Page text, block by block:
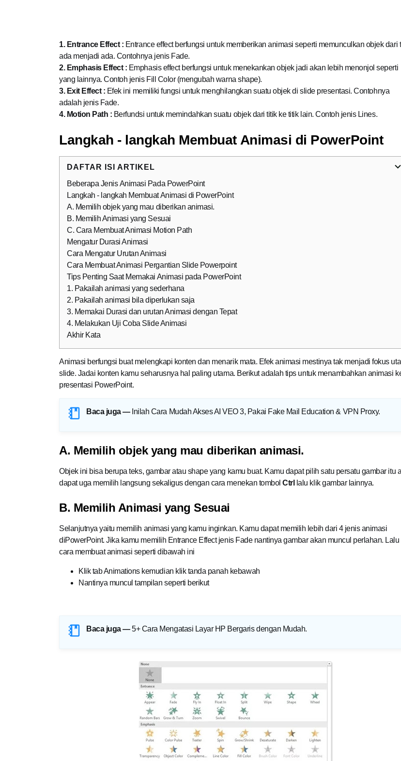
1. Entrance Effect : Entrance effect berfungsi untuk memberikan animasi seperti memunculkan objek dari
ada menjadi ada. Contohnya jenis Fade.
2. Emphasis Effect : Emphasis effect berfungsi untuk menekankan objek jadi akan lebih menonjol seperti
yang lainnya. Contoh jenis Fill Color (mengubah warna shape).
3. Exit Effect : Efek ini memiliki fungsi untuk menghilangkan suatu objek di slide presentasi. Contohnya
adalah jenis Fade.
4. Motion Path : Berfundsi untuk memindahkan suatu objek dari titik ke titik lain. Contoh jenis Lines.
Langkah - langkah Membuat Animasi di PowerPoint
DAFTAR ISI ARTIKEL
Beberapa Jenis Animasi Pada PowerPoint
Langkah - langkah Membuat Animasi di PowerPoint
A. Memilih objek yang mau diberikan animasi.
B. Memilih Animasi yang Sesuai
C. Cara Membuat Animasi Motion Path
Mengatur Durasi Animasi
Cara Mengatur Urutan Animasi
Cara Membuat Animasi Pergantian Slide Powerpoint
Tips Penting Saat Memakai Animasi pada PowerPoint
1. Pakailah animasi yang sederhana
2. Pakailah animasi bila diperlukan saja
3. Memakai Durasi dan urutan Animasi dengan Tepat
4. Melakukan Uji Coba Slide Animasi
Akhir Kata
Animasi berfungsi buat melengkapi konten dan menarik mata. Efek animasi mestinya tak menjadi fokus
slide. Jadai konten kamu seharusnya hal paling utama. Berikut adalah tips untuk menambahkan animasi
presentasi PowerPoint.
Baca juga — Inilah Cara Mudah Akses AI VEO 3, Pakai Fake Mail Education & VPN Proxy.
A. Memilih objek yang mau diberikan animasi.
Objek ini bisa berupa teks, gambar atau shape yang kamu buat. Kamu dapat pilih satu persatu gambar itu
dapat uga memilih langsung sekaligus dengan cara menekan tombolCtrl lalu klik gambar lainnya.
B. Memilih Animasi yang Sesuai
Selanjutnya yaitu memilih animasi yang kamu inginkan. Kamu dapat memilih lebih dari 4 jenis animasi
diPowerPoint. Jika kamu memilih Entrance Effect jenis Fade nantinya gambar akan muncul perlahan. Lalu
cara membuat animasi seperti dibawah ini
Klik tab Animations kemudian klik tanda panah kebawah
Nantinya muncul tampilan seperti berikut
Baca juga — 5+ Cara Mengatasi Layar HP Bergaris dengan Mudah.